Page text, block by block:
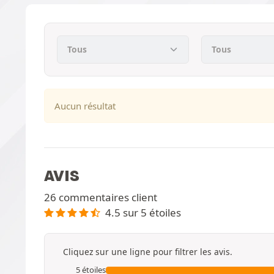
Aucun résultat
AVIS
26 commentaires client
4.5 sur 5 étoiles
Cliquez sur une ligne pour filtrer les avis.
5 étoiles